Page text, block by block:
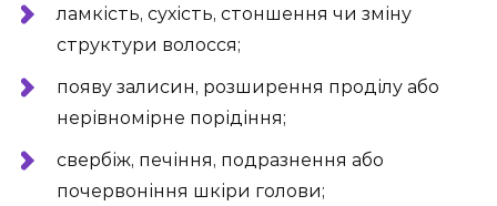
ламкість, сухість, стоншення чи зміну
структури волосся;
появу залисин, розширення проділу або
нерівномірне порідіння;
свербіж, печіння, подразнення або
почервоніння шкіри голови;